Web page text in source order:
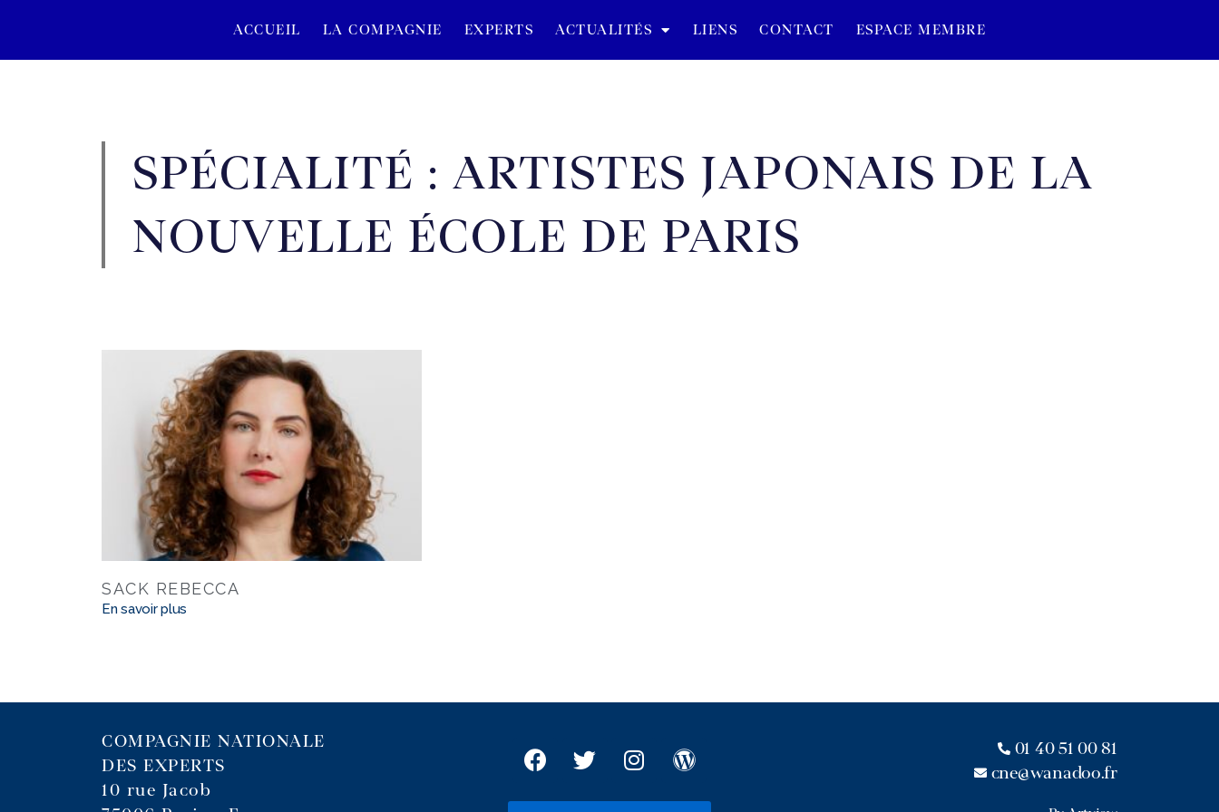
ACCUEIL LA COMPAGNIE EXPERTS ACTUALITÉS LIENS CONTACT ESPACE MEMBRE
SPÉCIALITÉ : ARTISTES JAPONAIS DE LA
NOUVELLE ÉCOLE DE PARIS
SACK REBECCA
En savoir plus
COMPAGNIE NATIONALE
DES EXPERTS
10 rue Jacob
01 40 51 00 81
cne@wanadoo.fr